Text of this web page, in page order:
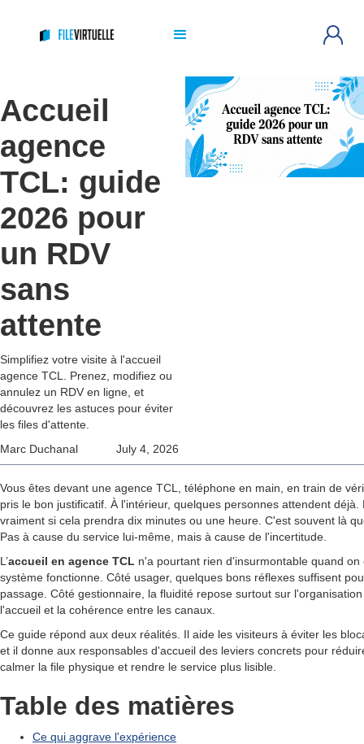
Accueil
agence
TCL: guide
2026 pour
un RDV
sans
attente
Simplifiez votre visite à l'accueil
agence TCL. Prenez, modifiez ou
annulez un RDV en ligne, et
découvrez les astuces pour éviter
les files d'attente.
Marc Duchanal
July 4, 2026
Vous êtes devant une agence TCL, téléphone en main, en train de
pris le bon justificatif. À l'intérieur, quelques personnes attendent déjà.
vraiment si cela prendra dix minutes ou une heure. C'est souvent là
Pas à cause du service lui-même, mais à cause de l'incertitude.
L’accueil en agence TCL n'a pourtant rien d'insurmontable quand
système fonctionne. Côté usager, quelques bons réflexes suffisent
passage. Côté gestionnaire, la fluidité repose surtout sur
l'accueil et la cohérence entre les canaux.
Ce guide répond aux deux réalités. Il aide les visiteurs à éviter les
et il donne aux responsables d'accueil des leviers concrets pour
calmer la file physique et rendre le service plus lisible.
Table des matières
Ce qui aggrave l'expérience